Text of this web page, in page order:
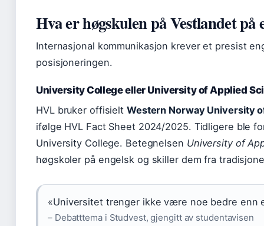
Hva er høgskulen på Vestlandet på
Internasjonal kommunikasjon krever et presist
posisjoneringen.
University College eller University of Applied
HVL bruker offisielt Western Norway University
ifølge HVL Fact Sheet 2024/2025. Tidligere ble
University College. Betegnelsen University of
høgskoler på engelsk og skiller dem fra
«Universitet trenger ikke være noe bedre enn
– Debatttema i Studvest, gjengitt av studentavisen